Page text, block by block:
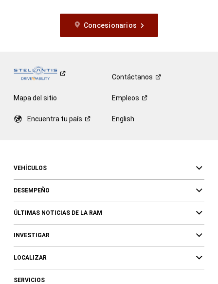
Concesionarios
Contáctanos
Mapa del sitio Empleos
Encuentra tu país English
VEHÍCULOS
DESEMPEÑO
ÚLTIMAS NOTICIAS DE LA RAM
INVESTIGAR
LOCALIZAR
SERVICIOS